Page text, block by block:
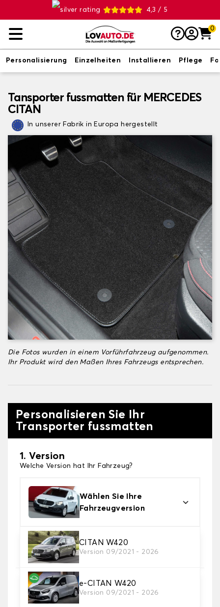
4,3 / 5
0
Personalisierung Einzelheiten Installieren Pflege
Tansporter fussmatten für MERCEDES
CITAN
In unserer Fabrik in Europa hergestellt
Die Fotos wurden in einem Vorführfahrzeug aufgenommen.
Ihr Produkt wird den Maßen Ihres Fahrzeugs entsprechen.
Personalisieren Sie Ihr
Transporter fussmatten
1. Version
Welche Version hat Ihr Fahrzeug?
Wählen Sie Ihre
Fahrzeugversion
CITAN W420
Version 09/2021 - 2026
e-CITAN W420
Version 09/2021 - 2026
2. Material
Wählen Sie das Material Ihres Autofussmatten
3. Set-Auswahl
Wählen Sie die Anzahl der Automatten, die Sie
benötigen.